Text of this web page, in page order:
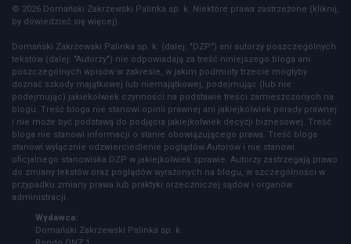
© 2026 Domański Zakrzewski Palinka sp. k. Niektóre prawa zastrzeżone (kliknij,
by dowiedzieć się więcej).
Domański Zakrzewski Palinka sp. k. (dalej: "DZP") ani autorzy poszczególnych
tekstów (dalej: "Autorzy") nie odpowiadają za treść niniejszego bloga ani
poszczególnych wpisów w zakresie, w jakim podmioty trzecie mogłyby
doznać szkody majątkowej lub niemajątkowej, podejmując (lub nie
podejmując) jakiekolwiek czynności na podstawie treści zamieszczonych na
blogu. Treść bloga nie stanowi opinii prawnej ani jakiejkolwiek porady prawnej
i nie może być podstawą do podjęcia jakiejkolwiek decyzji biznesowej. Treść
bloga nie stanowi informacji o stanie obowiązującego prawa. Treść bloga
stanowi wyłącznie odzwierciedlenie poglądów Autorów i nie stanowi
oficjalnego stanowiska DZP w jakiejkolwiek sprawie. Autorzy zastrzegają prawo
do zmiany tekstów oraz poglądów wyrażonych na blogu, w szczególności w
przypadku zmiany prawa lub praktyki orzeczniczej sądów i organów
administracji.
Wydawca:
Domański Zakrzewski Palinka sp. k.